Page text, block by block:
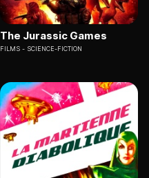
The Jurassic Games
FILMS SCIENCE-FICTION